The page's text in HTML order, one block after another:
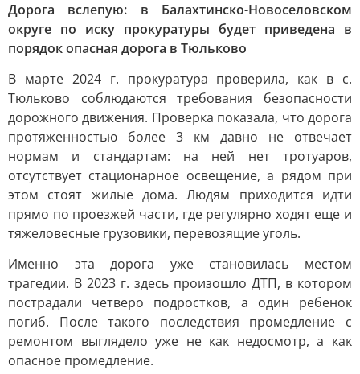
Дорога вслепую: в Балахтинско-Новоселовском
округе по иску прокуратуры будет приведена в
порядок опасная дорога в Тюльково
В марте 2024 г. прокуратура проверила, как в с.
Тюльково соблюдаются требования безопасности
дорожного движения. Проверка показала, что дорога
протяженностью более 3 км давно не отвечает
нормам и стандартам: на ней нет тротуаров,
отсутствует стационарное освещение, а рядом при
этом стоят жилые дома. Людям приходится идти
прямо по проезжей части, где регулярно ходят еще и
тяжеловесные грузовики, перевозящие уголь.
Именно эта дорога уже становилась местом
трагедии. В 2023 г. здесь произошло ДТП, в котором
пострадали четверо подростков, а один ребенок
погиб. После такого последствия промедление с
ремонтом выглядело уже не как недосмотр, а как
опасное промедление.